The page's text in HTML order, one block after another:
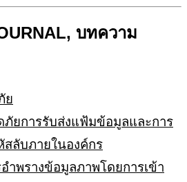
บทความ
ย
ยการรับส่งแฟ้มข้อมูลและการ
สลับภายในองค์กร
ำพรางข้อมูลภาพโดยการเข้า